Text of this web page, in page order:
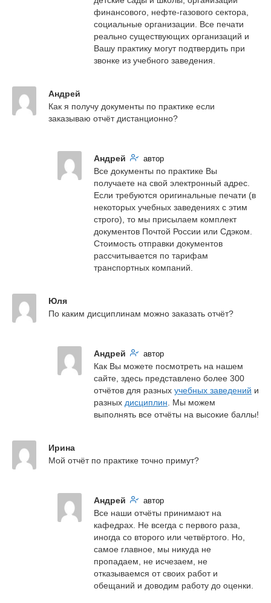
финансового, нефте-газового сектора,
социальные организации. Все печати
реально существующих организаций и
Вашу практику могут подтвердить при
звонке из учебного заведения.
Андрей
Как я получу документы по практике если
заказываю отчёт дистанционно?
Андрей автор
Все документы по практике Вы
получаете на свой электронный адрес.
Если требуются оригинальные печати (в
некоторых учебных заведениях с этим
строго), то мы присылаем комплект
документов Почтой России или Сдэком.
Стоимость отправки документов
рассчитывается по тарифам
транспортных компаний.
Юля
По каким дисциплинам можно заказать отчёт?
Андрей автор
Как Вы можете посмотреть на нашем
сайте, здесь представлено более 300
отчётов для разных учебных заведений и
разных дисциплин . Мы можем
выполнять все отчёты на высокие баллы!
Ирина
Мой отчёт по практике точно примут?
Андрей автор
Все наши отчёты принимают на
кафедрах. Не всегда с первого раза,
иногда со второго или четвёртого. Но,
самое главное, мы никуда не
пропадаем, не исчезаем, не
отказываемся от своих работ и
обещаний и доводим работу до оценки.